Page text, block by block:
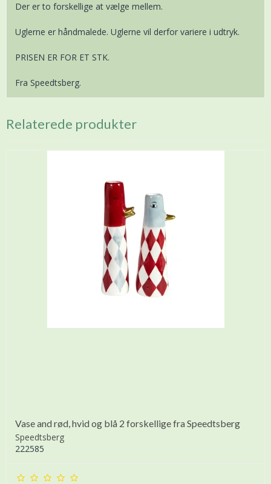
Der er to forskellige at vælge mellem.
Uglerne er håndmalede. Uglerne vil derfor variere i udtryk.
PRISEN ER FOR ET STK.
Fra Speedtsberg.
Relaterede produkter
Vase and rød, hvid og blå 2 forskellige fra Speedtsberg
Speedtsberg
222585